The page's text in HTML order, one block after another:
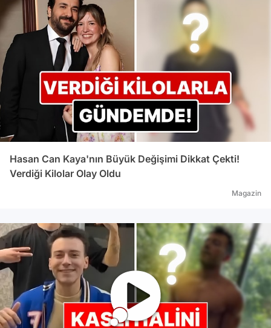
Hasan Can Kaya'nın Büyük Değişimi Dikkat Çekti!
Verdiği Kilolar Olay Oldu
Magazin